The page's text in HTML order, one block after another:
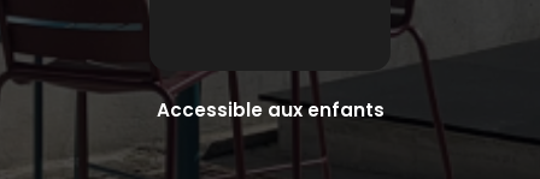
Accessible aux enfants